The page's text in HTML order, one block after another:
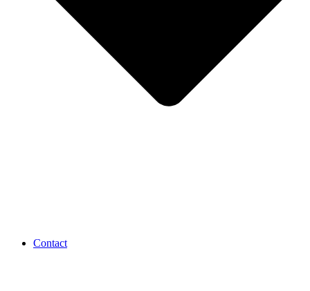
Contact